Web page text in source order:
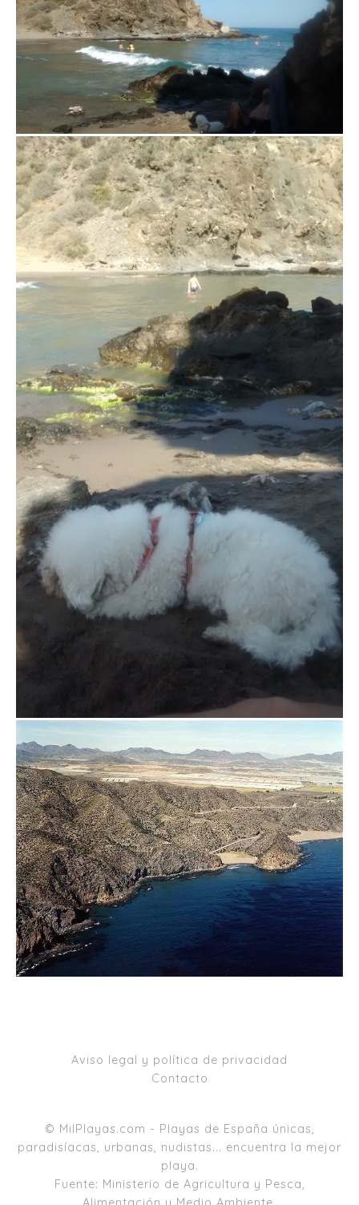
Aviso legal y política de privacidad
Contacto
© MilPlayas.com - Playas de España únicas,
paradisíacas, urbanas, nudistas... encuentra la mejor
playa.
Fuente: Ministerio de Agricultura y Pesca,